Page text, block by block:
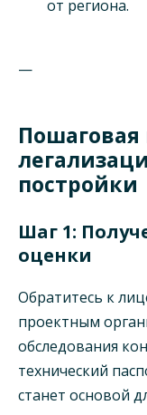
от региона.
—
Пошаговая
постройки
Шаг 1:
оценки
Обратитесь к
проектным
обследования
технический
станет основой